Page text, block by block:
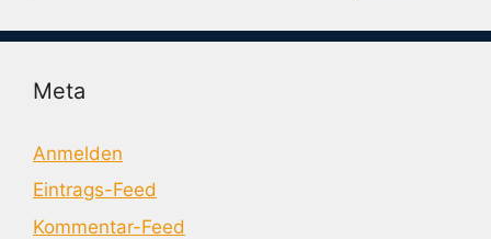
Meta
Anmelden
Eintrags-Feed
Kommentar-Feed